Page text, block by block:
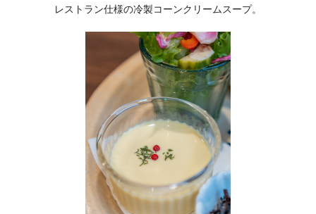
レストラン仕様の冷製コーンクリームスープ。